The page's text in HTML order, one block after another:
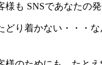
様も SNSであなたの
どり着かない・・・